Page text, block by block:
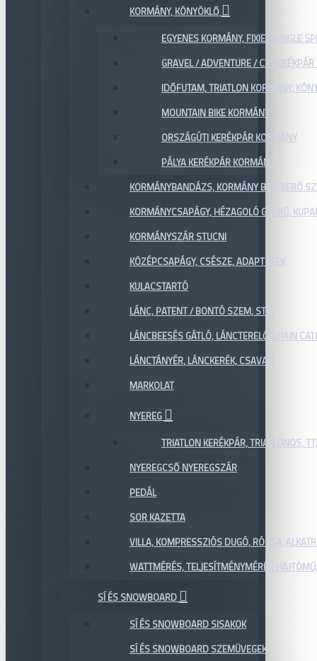
KORMÁNY, KÖNYÖKLŐ
EGYENES KORMÁNY, FIXIE / SINGLE
GRAVEL / ADVENTURE / CX
IDŐFUTAM, TRIATLON KORMÁNY,
MOUNTAIN BIKE KORMÁNY
ORSZÁGÚTI KERÉKPÁR KORMÁNY
PÁLYA KERÉKPÁR KORMÁNY
KORMÁNYBANDÁZS, KORMÁNY BETEKERŐ
KORMÁNYCSAPÁGY, HÉZAGOLÓ GYŰRŰ,
KORMÁNYSZÁR STUCNI
KÖZÉPCSAPÁGY, CSÉSZE, ADAPTEREK
KULACSTARTÓ
LÁNC, PATENT / BONTÓ SZEM, STB.
LÁNCBEESÉS GÁTLÓ, LÁNCTERELŐ CHAIN
LÁNCTÁNYÉR, LÁNCKERÉK, CSAVAR
MARKOLAT
NYEREG
TRIATLON KERÉKPÁR, TRIATLONOS,
NYEREGCSŐ NYEREGSZÁR
PEDÁL
SOR KAZETTA
VILLA, KOMPRESSZIÓS DUGÓ, RÓZSA,
WATTMÉRÉS, TELJESÍTMÉNYMÉRÉS
SÍ ÉS SNOWBOARD
SÍ ÉS SNOWBOARD SISAKOK
SÍ ÉS SNOWBOARD SZEMÜVEGEK